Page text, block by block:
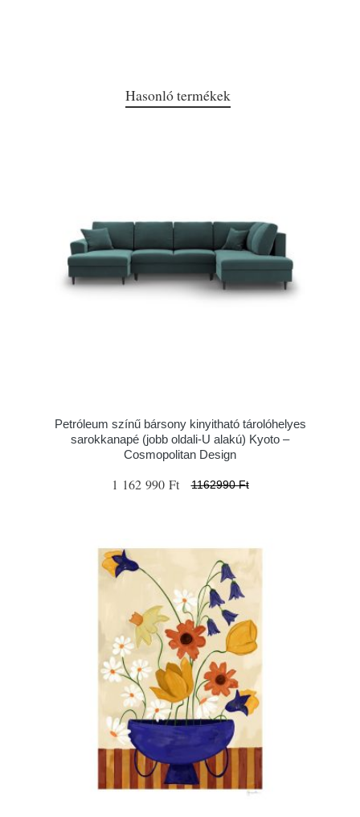
Hasonló termékek
Petróleum színű bársony kinyitható tárolóhelyes
sarokkanapé (jobb oldali-U alakú) Kyoto –
Cosmopolitan Design
1 162 990 Ft 1162990 Ft